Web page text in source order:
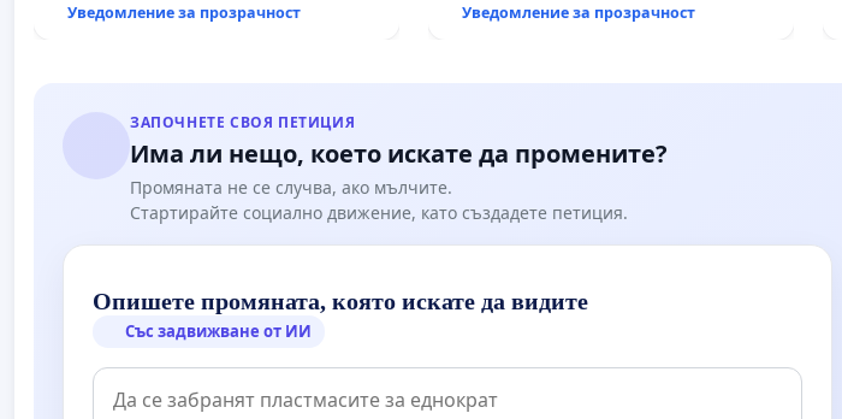
Уведомление за прозрачност
всички екологични норми!
Уведомление за прозрачност
ЗАПОЧНЕТЕ СВОЯ ПЕТИЦИЯ
Има ли нещо, което искате да промените?
Промяната не се случва, ако мълчите.
Стартирайте социално движение, като създадете петиция.
Опишете промяната, която искате да видите
Със задвижване от ИИ